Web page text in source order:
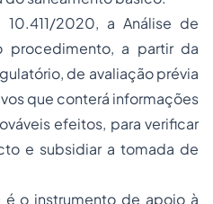
2020, a Análise de
procedimento, a partir da
de avaliação prévia
que conterá informações
efeitos, para verificar
e subsidiar a tomada de
é o instrumento de apoio à